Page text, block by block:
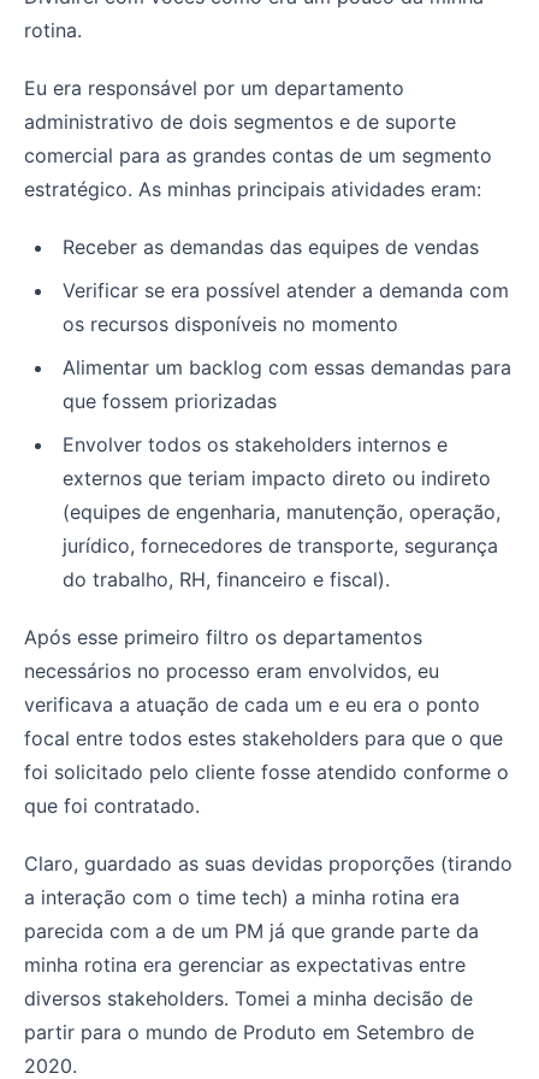
rotina.
Eu era responsável por um departamento
administrativo de dois segmentos e de suporte
comercial para as grandes contas de um segmento
estratégico. As minhas principais atividades eram:
Receber as demandas das equipes de vendas
Verificar se era possível atender a demanda com
os recursos disponíveis no momento
Alimentar um backlog com essas demandas para
que fossem priorizadas
Envolver todos os stakeholders internos e
externos que teriam impacto direto ou indireto
(equipes de engenharia, manutenção, operação,
jurídico, fornecedores de transporte, segurança
do trabalho, RH, financeiro e fiscal).
Após esse primeiro filtro os departamentos
necessários no processo eram envolvidos, eu
verificava a atuação de cada um e eu era o ponto
focal entre todos estes stakeholders para que o que
foi solicitado pelo cliente fosse atendido conforme o
que foi contratado.
Claro, guardado as suas devidas proporções (tirando
a interação com o time tech) a minha rotina era
parecida com a de um PM já que grande parte da
minha rotina era gerenciar as expectativas entre
diversos stakeholders. Tomei a minha decisão de
partir para o mundo de Produto em Setembro de
2020.